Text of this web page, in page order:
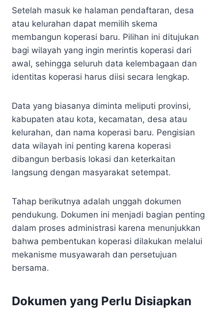
Setelah masuk ke halaman pendaftaran, desa
atau kelurahan dapat memilih skema
membangun koperasi baru. Pilihan ini ditujukan
bagi wilayah yang ingin merintis koperasi dari
awal, sehingga seluruh data kelembagaan dan
identitas koperasi harus diisi secara lengkap.
Data yang biasanya diminta meliputi provinsi,
kabupaten atau kota, kecamatan, desa atau
kelurahan, dan nama koperasi baru. Pengisian
data wilayah ini penting karena koperasi
dibangun berbasis lokasi dan keterkaitan
langsung dengan masyarakat setempat.
Tahap berikutnya adalah unggah dokumen
pendukung. Dokumen ini menjadi bagian penting
dalam proses administrasi karena menunjukkan
bahwa pembentukan koperasi dilakukan melalui
mekanisme musyawarah dan persetujuan
bersama.
Dokumen yang Perlu Disiapkan